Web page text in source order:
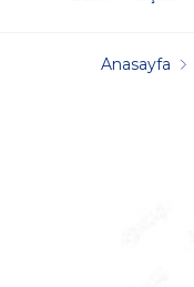
Anasayfa